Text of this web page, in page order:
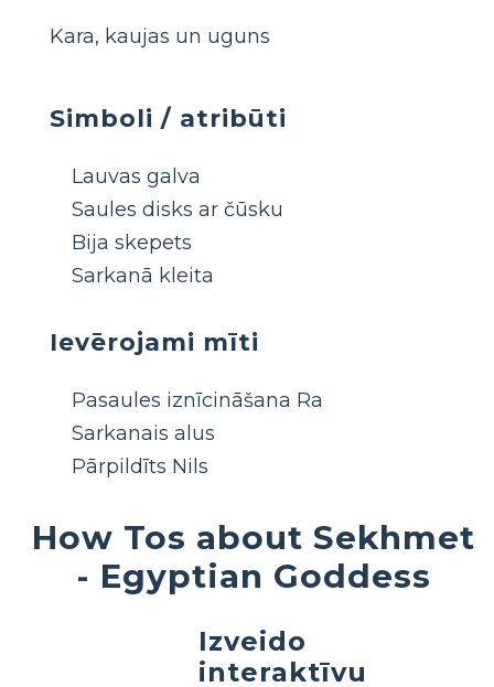
Kara, kaujas un uguns
Simboli / atribūti
Lauvas galva
Saules disks ar čūsku
Bija skepets
Sarkanā kleita
Ievērojami mīti
Pasaules iznīcināšana Ra
Sarkanais alus
Pārpildīts Nils
How Tos about Sekhmet
- Egyptian Goddess
Izveido
interaktīvu